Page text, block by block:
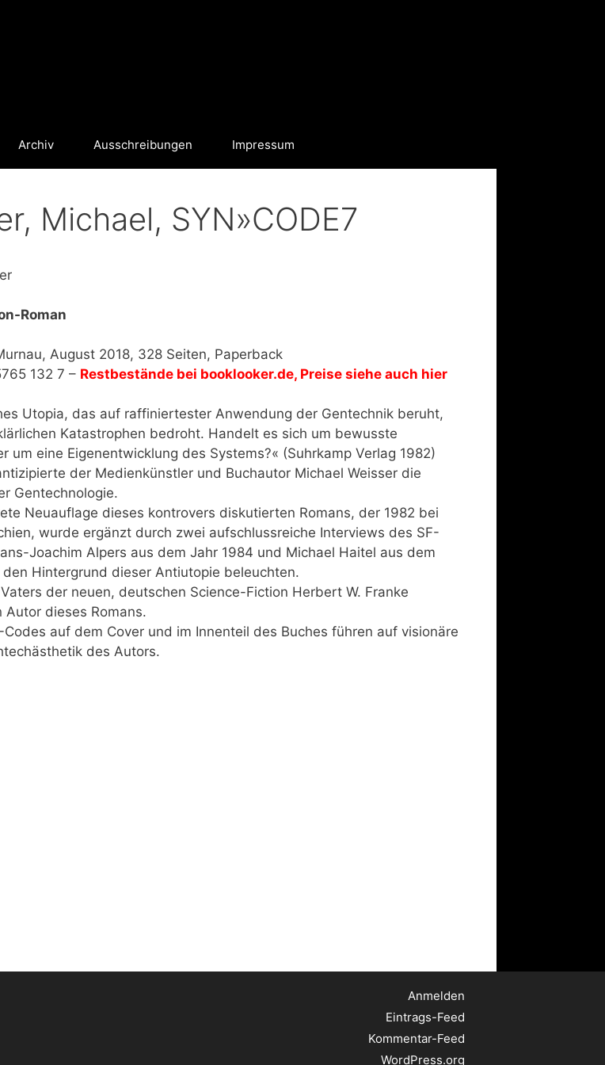
Archiv Ausschreibungen Impressum
Michael, SYN»CODE7
Roman
August 2018, 328 Seiten, Paperback
132 7 – Restbestände bei booklooker.de, Preise siehe auch hier
Utopia, das auf raffiniertester Anwendung der Gentechnik beruht,
Katastrophen bedroht. Handelt es sich um bewusste
um eine Eigenentwicklung des Systems?« (Suhrkamp Verlag 1982)
der Medienkünstler und Buchautor Michael Weisser die
Gentechnologie.
Neuauflage dieses kontrovers diskutierten Romans, der 1982 bei
wurde ergänzt durch zwei aufschlussreiche Interviews des SF-
Joachim Alpers aus dem Jahr 1984 und Michael Haitel aus dem
Hintergrund dieser Antiutopie beleuchten.
der neuen, deutschen Science-Fiction Herbert W. Franke
dieses Romans.
Codes auf dem Cover und im Innenteil des Buches führen auf visionäre
des Autors.
Anmelden
Eintrags-Feed
Kommentar-Feed
WordPress.org